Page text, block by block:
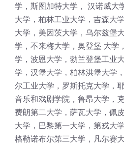
学，斯图加特大学， 汉诺威大
大学，柏林工业大学，吉森大
大学，美因茨大学，乌尔兹堡
学，不来梅大学，奥登堡 大学
学，波恩大学，勃兰登堡工业
学，汉堡大学，柏林洪堡大学
尔工业大学，罗斯托克大学，
音乐和戏剧学院，鲁昂大学，
费朗第二大学，萨瓦大学，佩
大学，巴黎第一大学，第戎大
格勒诺布尔第三大学，凡尔赛